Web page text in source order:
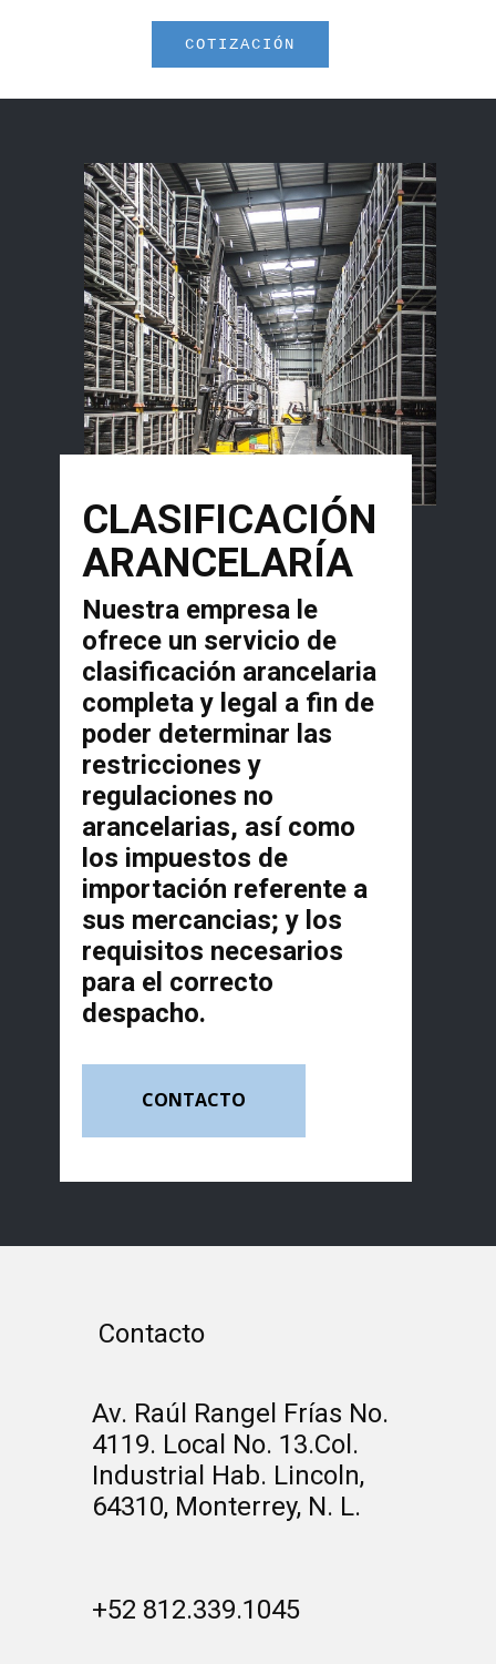
COTIZACIÓN
CLASIFICACIÓN
ARANCELARÍA
Nuestra empresa le
ofrece un servicio de
clasificación arancelaria
completa y legal a fin de
poder determinar las
restricciones y
regulaciones no
arancelarias, así como
los impuestos de
importación referente a
sus mercancias; y los
requisitos necesarios
para el correcto
despacho.
CONTACTO
Contacto
Av. Raúl Rangel Frías No.
4119. Local No. 13.Col.
Industrial Hab. Lincoln,
64310, Monterrey, N. L.
+52 812.339.1045